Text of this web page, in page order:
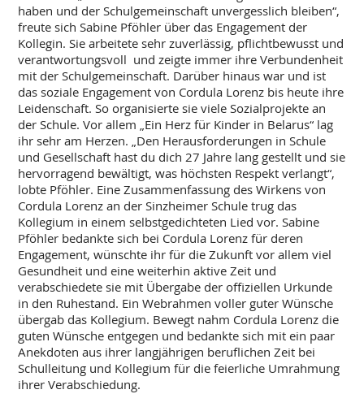
haben und der Schulgemeinschaft unvergesslich bleiben“,
freute sich Sabine Pföhler über das Engagement der
Kollegin. Sie arbeitete sehr zuverlässig, pflichtbewusst und
verantwortungsvoll und zeigte immer ihre Verbundenheit
mit der Schulgemeinschaft. Darüber hinaus war und ist
das soziale Engagement von Cordula Lorenz bis heute ihre
Leidenschaft. So organisierte sie viele Sozialprojekte an
der Schule. Vor allem „Ein Herz für Kinder in Belarus“ lag
ihr sehr am Herzen. „Den Herausforderungen in Schule
und Gesellschaft hast du dich 27 Jahre lang gestellt und sie
hervorragend bewältigt, was höchsten Respekt verlangt“,
lobte Pföhler. Eine Zusammenfassung des Wirkens von
Cordula Lorenz an der Sinzheimer Schule trug das
Kollegium in einem selbstgedichteten Lied vor. Sabine
Pföhler bedankte sich bei Cordula Lorenz für deren
Engagement, wünschte ihr für die Zukunft vor allem viel
Gesundheit und eine weiterhin aktive Zeit und
verabschiedete sie mit Übergabe der offiziellen Urkunde
in den Ruhestand. Ein Webrahmen voller guter Wünsche
übergab das Kollegium. Bewegt nahm Cordula Lorenz die
guten Wünsche entgegen und bedankte sich mit ein paar
Anekdoten aus ihrer langjährigen beruflichen Zeit bei
Schulleitung und Kollegium für die feierliche Umrahmung
ihrer Verabschiedung.